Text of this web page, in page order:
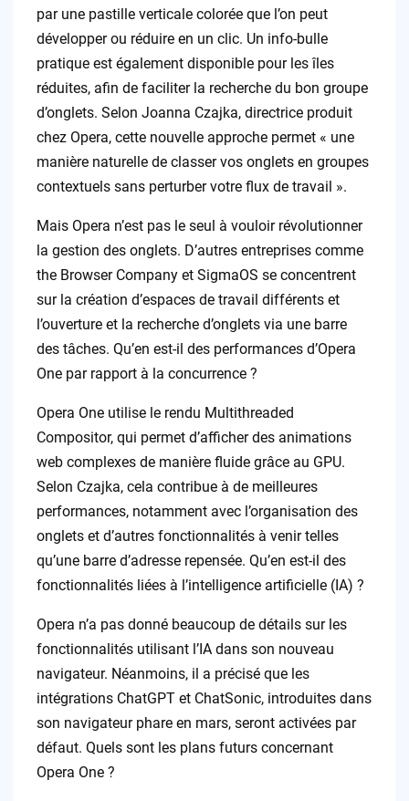
par une pastille verticale colorée que l’on peut
développer ou réduire en un clic. Un info-bulle
pratique est également disponible pour les îles
réduites, afin de faciliter la recherche du bon groupe
d’onglets. Selon Joanna Czajka, directrice produit
chez Opera, cette nouvelle approche permet « une
manière naturelle de classer vos onglets en groupes
contextuels sans perturber votre flux de travail ».
Mais Opera n’est pas le seul à vouloir révolutionner
la gestion des onglets. D’autres entreprises comme
the Browser Company et SigmaOS se concentrent
sur la création d’espaces de travail différents et
l’ouverture et la recherche d’onglets via une barre
des tâches. Qu’en est-il des performances d’Opera
One par rapport à la concurrence ?
Opera One utilise le rendu Multithreaded
Compositor, qui permet d’afficher des animations
web complexes de manière fluide grâce au GPU.
Selon Czajka, cela contribue à de meilleures
performances, notamment avec l’organisation des
onglets et d’autres fonctionnalités à venir telles
qu’une barre d’adresse repensée. Qu’en est-il des
fonctionnalités liées à l’intelligence artificielle (IA) ?
Opera n’a pas donné beaucoup de détails sur les
fonctionnalités utilisant l’IA dans son nouveau
navigateur. Néanmoins, il a précisé que les
intégrations ChatGPT et ChatSonic, introduites dans
son navigateur phare en mars, seront activées par
défaut. Quels sont les plans futurs concernant
Opera One ?